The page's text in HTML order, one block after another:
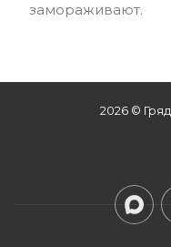
замораживают.
2026 ©